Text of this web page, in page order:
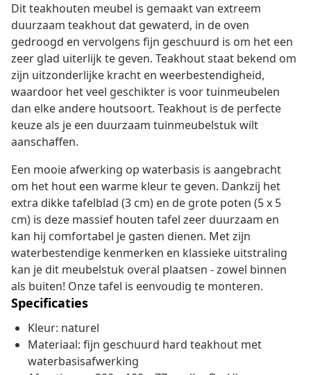
Dit teakhouten meubel is gemaakt van extreem
duurzaam teakhout dat gewaterd, in de oven
gedroogd en vervolgens fijn geschuurd is om het een
zeer glad uiterlijk te geven. Teakhout staat bekend om
zijn uitzonderlijke kracht en weerbestendigheid,
waardoor het veel geschikter is voor tuinmeubelen
dan elke andere houtsoort. Teakhout is de perfecte
keuze als je een duurzaam tuinmeubelstuk wilt
aanschaffen.
Een mooie afwerking op waterbasis is aangebracht
om het hout een warme kleur te geven. Dankzij het
extra dikke tafelblad (3 cm) en de grote poten (5 x 5
cm) is deze massief houten tafel zeer duurzaam en
kan hij comfortabel je gasten dienen. Met zijn
waterbestendige kenmerken en klassieke uitstraling
kan je dit meubelstuk overal plaatsen - zowel binnen
als buiten! Onze tafel is eenvoudig te monteren.
Specificaties
Kleur: naturel
Materiaal: fijn geschuurd hard teakhout met
waterbasisafwerking